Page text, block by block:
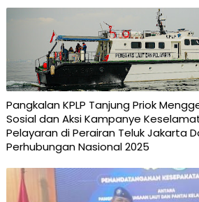
Pangkalan KPLP Tanjung Priok
Sosial dan Aksi Kampanye
Pelayaran di Perairan Teluk Jakarta
Perhubungan Nasional 2025